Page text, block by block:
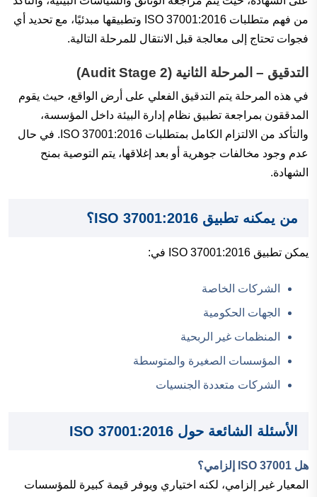
من فهم متطلبات ISO 37001:2016 وتطبيقها مبدئيًا، مع تحديد أي
فجوات تحتاج إلى معالجة قبل الانتقال للمرحلة التالية.
التدقيق – المرحلة الثانية (Audit Stage 2)
في هذه المرحلة يتم التدقيق الفعلي على أرض الواقع، حيث يقوم
المدققون بمراجعة تطبيق نظام إدارة البيئة داخل المؤسسة،
والتأكد من الالتزام الكامل بمتطلبات ISO 37001:2016. في حال
عدم وجود مخالفات جوهرية أو بعد إغلاقها، يتم التوصية بمنح
الشهادة.
من يمكنه تطبيق ISO 37001:2016؟
يمكن تطبيق ISO 37001:2016 في:
الشركات الخاصة
الجهات الحكومية
المنظمات غير الربحية
المؤسسات الصغيرة والمتوسطة
الشركات متعددة الجنسيات
الأسئلة الشائعة حول ISO 37001:2016
هل ISO 37001 إلزامي؟
المعيار غير إلزامي، لكنه اختياري ويوفر قيمة كبيرة للمؤسسات